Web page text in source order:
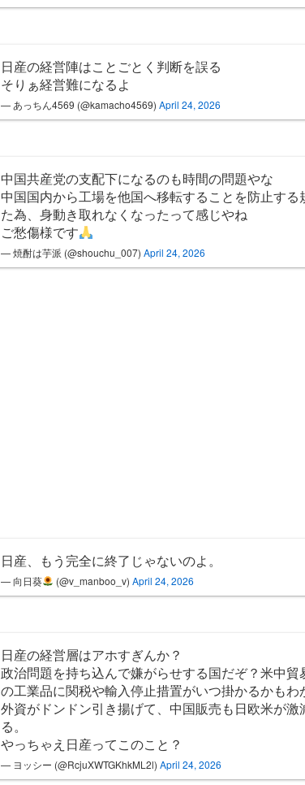
日産の経営陣はことごとく判断を誤る
そりぁ経営難になるよ
— あっちん4569 (@kamacho4569) April 24, 2026
中国共産党の支配下になるのも時間の問題やな
中国国内から工場を他国へ移転することを防止する
た為、身動き取れなくなったって感じやね
ご愁傷様です
— 焼酎は芋派 (@shouchu_007) April 24, 2026
日産、もう完全に終了じゃないのよ。
— 向日葵 (@v_manboo_v) April 24, 2026
日産の経営層はアホすぎんか？
政治問題を持ち込んで嫌がらせする国だぞ？米中貿
の工業品に関税や輸入停止措置がいつ掛かるかもわ
外資がドンドン引き揚げて、中国販売も日欧米が
る。
やっちゃえ日産ってこのこと？
— ヨッシー (@RcjuXWTGKhkML2l) April 24, 2026